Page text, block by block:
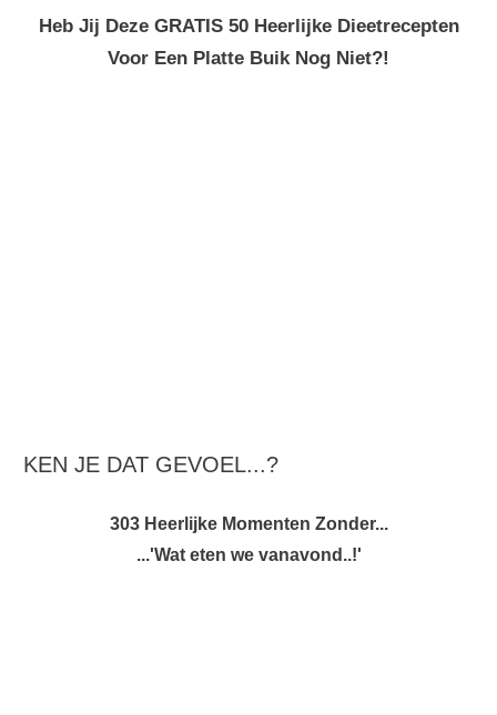
Heb Jij Deze GRATIS 50 Heerlijke Dieetrecepten
Voor Een Platte Buik Nog Niet?!
KEN JE DAT GEVOEL...?
303 Heerlijke Momenten Zonder...
...'Wat eten we vanavond..!'